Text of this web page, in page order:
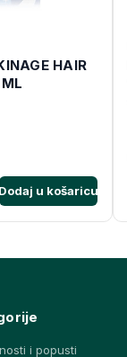
HAIR
Dodaj u košaricu
i popusti